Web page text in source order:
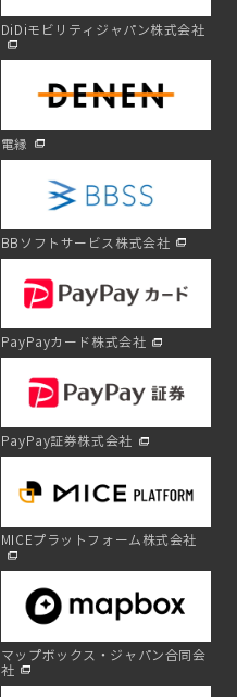
DiDiモビリティジャパン株式会社
電縁
BBソフトサービス株式会社
PayPayカード株式会社
PayPay証券株式会社
MICEプラットフォーム株式会社
マップボックス・ジャパン合同会
社